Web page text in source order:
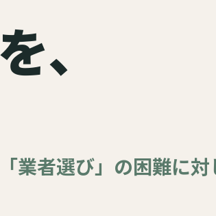
、
者選び」の困難に対